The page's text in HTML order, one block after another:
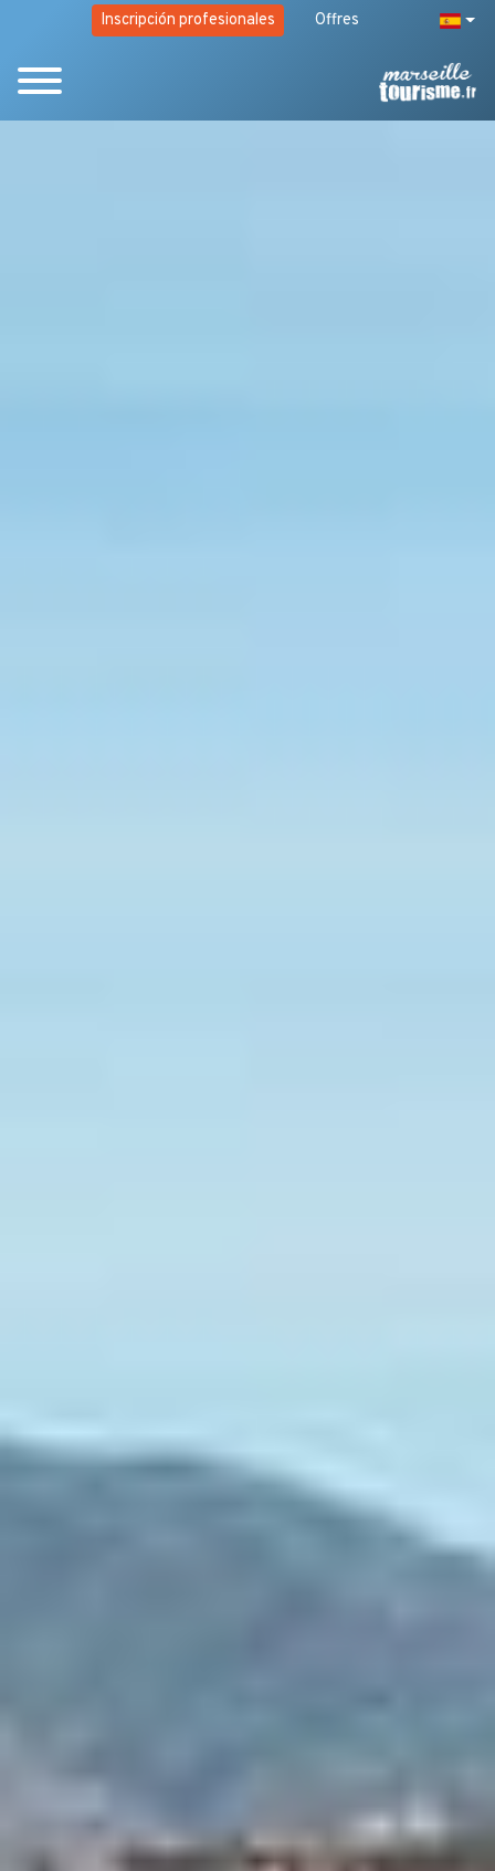
Inscripción profesionales Offres